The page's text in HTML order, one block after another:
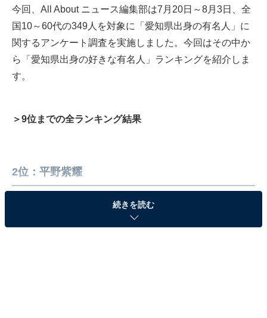
今回、All About ニュース編集部は7月20日～8月3日、全
国10～60代の349人を対象に「愛知県出身の有名人」に
関するアンケート調査を実施しました。今回はその中か
ら「愛知県出身の好きな有名人」ランキングを紹介しま
す。
＞9位までの全ランキング結果
2位：平野紫耀
続きを読む